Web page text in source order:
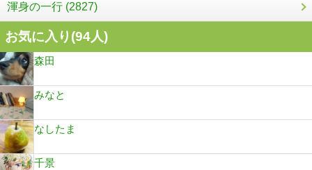
渾身の一行 (2827)
お気に入り(94人)
森田
みなと
なしたま
千景